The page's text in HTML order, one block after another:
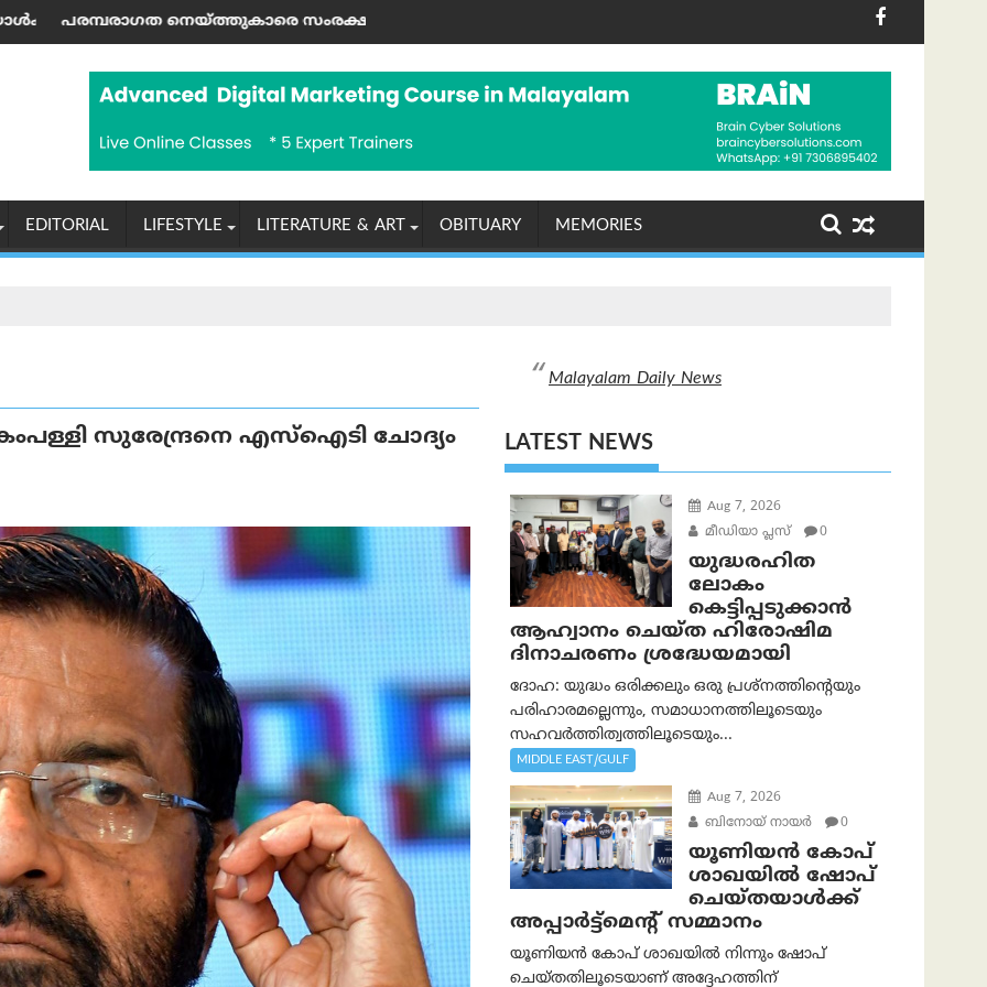
സംരക്ഷിച്ചുകൊണ്ട് കൈത്തറി മേഖലയുടെ ആധുനികവൽക്കരണം സാധ്യമാക്കും: ഡപ്യൂട്ടി സ്പീക്കർ ഷാനിമോൾ
അൽ-അഖ്‌സ പള്ളിയെച്ചൊല്ലി സംഘർഷം രൂക്ഷമാകുന്നു; ജോർദാൻ ഇസ്ലാമിക രാജ്യങ്ങളുടെ
"ഒരാളെ ആക്രമിച്ചാല്‍ മൂന്നു പേരെയും
EDITORIAL LIFESTYLE LITERATURE & ART OBITUARY MEMORIES
സുരേന്ദ്രനെ എസ്ഐടി ചോദ്യം
Malayalam Daily News
LATEST NEWS
Aug 7, 2026
മീഡിയാ പ്ലസ്
0
യുദ്ധരഹിത
ലോകം
കെട്ടിപ്പടുക്കാന്‍
ആഹ്വാനം ചെയ്ത ഹിരോഷിമ
ദിനാചരണം ശ്രദ്ധേയമായി
ദോഹ: യുദ്ധം ഒരിക്കലും ഒരു പ്രശ്‌നത്തിന്റെയും
പരിഹാരമല്ലെന്നും, സമാധാനത്തിലൂടെയും
സഹവര്‍ത്തിത്വത്തിലൂടെയും...
MIDDLE EAST/GULF
Aug 7, 2026
ബിനോയ് നായര്‍
0
യൂണിയൻ കോപ്
ശാഖയിൽ ഷോപ്
ചെയ്തയാൾക്ക്
അപ്പാർട്ട്മെന്റ് സമ്മാനം
യൂണിയൻ കോപ് ശാഖയിൽ നിന്നും ഷോപ്
ചെയ്തതിലൂടെയാണ് അദ്ദേഹത്തിന്